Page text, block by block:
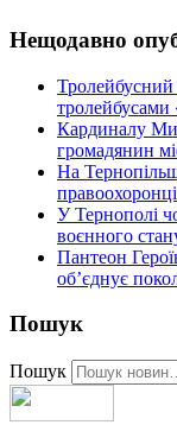
Нещодавно
тролейбусами
Кардиналу
громадянин
На
У Тернополі
воєнного
Пантеон
об’єднує
Пошук
Пошук